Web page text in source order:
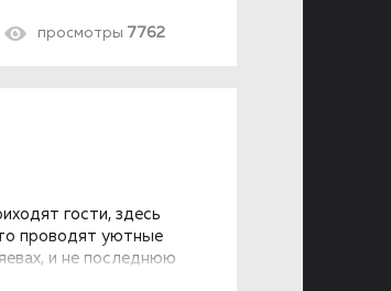
просмотры 7762
гости, здесь
проводят уютные
и не последнюю